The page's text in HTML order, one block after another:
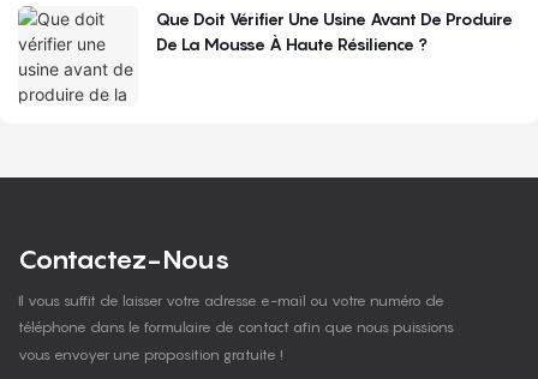
Que Doit Vérifier Une Usine Avant De Produire
De La Mousse À Haute Résilience ?
Contactez-Nous
Il vous suffit de laisser votre adresse e-mail ou votre numéro de
téléphone dans le formulaire de contact afin que nous puissions
vous envoyer une proposition gratuite !